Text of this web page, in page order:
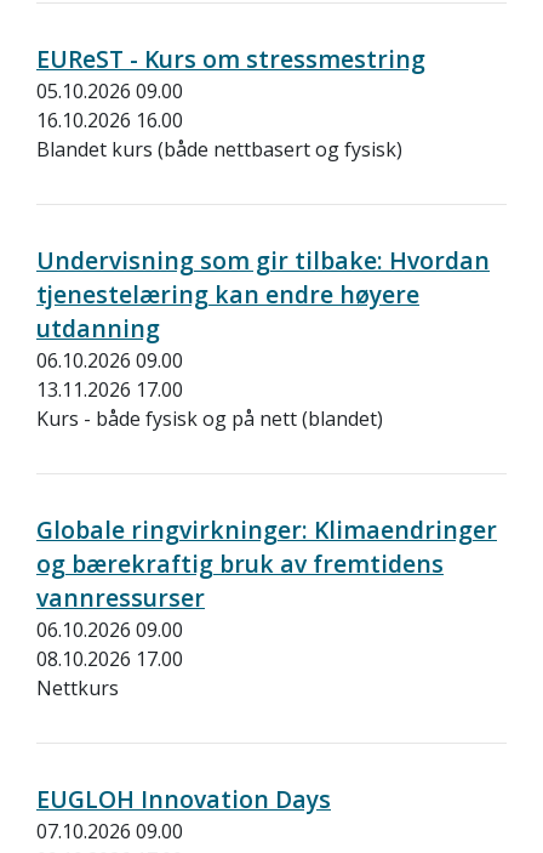
EUReST - Kurs om stressmestring
05.10.2026 09.00
16.10.2026 16.00
Blandet kurs (både nettbasert og fysisk)
Undervisning som gir tilbake: Hvordan
tjenestelæring kan endre høyere
utdanning
06.10.2026 09.00
13.11.2026 17.00
Kurs - både fysisk og på nett (blandet)
Globale ringvirkninger: Klimaendringer
og bærekraftig bruk av fremtidens
vannressurser
06.10.2026 09.00
08.10.2026 17.00
Nettkurs
EUGLOH Innovation Days
07.10.2026 09.00